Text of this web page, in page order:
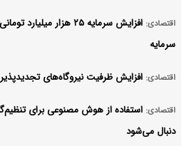
اقتصادی:
افزایش سرمایه ۲۵ هزار
سرمایه
اقتصادی: افزایش ظرفیت نیروگاه‌های تجدیدپذیر به ۵۸۰۰
اقتصادی: استفاده از هوش مصنوعی برای
دنبال می‌شود